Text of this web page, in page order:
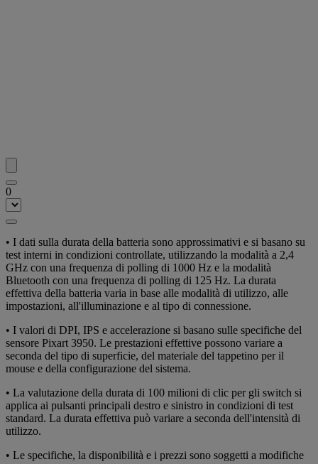
0
• I dati sulla durata della batteria sono approssimativi e si basano su
test interni in condizioni controllate, utilizzando la modalità a 2,4
GHz con una frequenza di polling di 1000 Hz e la modalità
Bluetooth con una frequenza di polling di 125 Hz. La durata
effettiva della batteria varia in base alle modalità di utilizzo, alle
impostazioni, all'illuminazione e al tipo di connessione.
• I valori di DPI, IPS e accelerazione si basano sulle specifiche del
sensore Pixart 3950. Le prestazioni effettive possono variare a
seconda del tipo di superficie, del materiale del tappetino per il
mouse e della configurazione del sistema.
• La valutazione della durata di 100 milioni di clic per gli switch si
applica ai pulsanti principali destro e sinistro in condizioni di test
standard. La durata effettiva può variare a seconda dell'intensità di
utilizzo.
• Le specifiche, la disponibilità e i prezzi sono soggetti a modifiche